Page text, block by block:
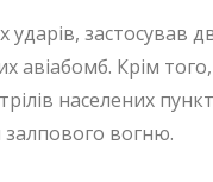
застосував
авіабомб. Крім
населених
залпового вогню.